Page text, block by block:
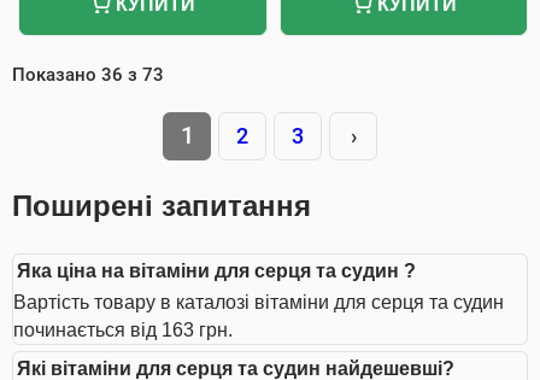
КУПИТИ КУПИТИ
Показано 36 з 73
1 2 3 ›
Поширені запитання
Яка ціна на вітаміни для серця та судин ?
Вартість товару в каталозі вітаміни для серця та судин
починається від 163 грн.
Які вітаміни для серця та судин найдешевші?